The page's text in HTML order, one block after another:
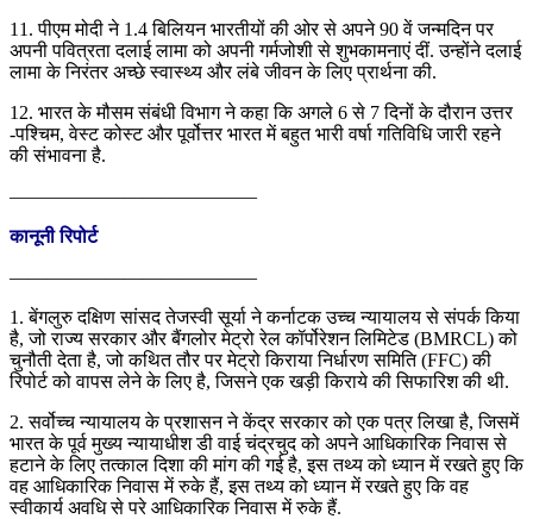
11. पीएम मोदी ने 1.4 बिलियन भारतीयों की ओर से अपने 90 वें जन्मदिन पर
अपनी पवित्रता दलाई लामा को अपनी गर्मजोशी से शुभकामनाएं दीं. उन्होंने दलाई
लामा के निरंतर अच्छे स्वास्थ्य और लंबे जीवन के लिए प्रार्थना की.
12. भारत के मौसम संबंधी विभाग ने कहा कि अगले 6 से 7 दिनों के दौरान उत्तर
-पश्चिम, वेस्ट कोस्ट और पूर्वोत्तर भारत में बहुत भारी वर्षा गतिविधि जारी रहने
की संभावना है.
—————————————
कानूनी रिपोर्ट
—————————————
1. बेंगलुरु दक्षिण सांसद तेजस्वी सूर्या ने कर्नाटक उच्च न्यायालय से संपर्क किया
है, जो राज्य सरकार और बैंगलोर मेट्रो रेल कॉर्पोरेशन लिमिटेड (BMRCL) को
चुनौती देता है, जो कथित तौर पर मेट्रो किराया निर्धारण समिति (FFC) की
रिपोर्ट को वापस लेने के लिए है, जिसने एक खड़ी किराये की सिफारिश की थी.
2. सर्वोच्च न्यायालय के प्रशासन ने केंद्र सरकार को एक पत्र लिखा है, जिसमें
भारत के पूर्व मुख्य न्यायाधीश डी वाई चंद्रचुद को अपने आधिकारिक निवास से
हटाने के लिए तत्काल दिशा की मांग की गई है, इस तथ्य को ध्यान में रखते हुए कि
वह आधिकारिक निवास में रुके हैं, इस तथ्य को ध्यान में रखते हुए कि वह
स्वीकार्य अवधि से परे आधिकारिक निवास में रुके हैं.